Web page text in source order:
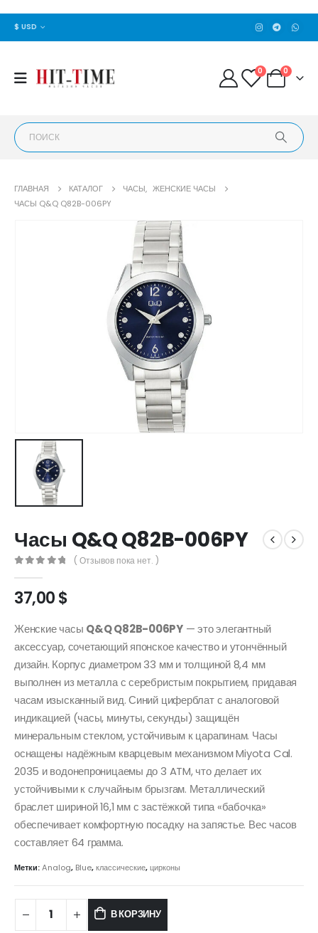
$ USD
0 0
ГЛАВНАЯ КАТАЛОГ ЧАСЫ, ЖЕНСКИЕ ЧАСЫ
ЧАСЫ Q&Q Q82B-006PY
Часы Q&Q Q82B-006PY
( Отзывов пока нет. )
37,00$
​Женские часы Q&Q Q82B-006PY — это элегантный
аксессуар, сочетающий японское качество и утончённый
дизайн. Корпус диаметром 33 мм и толщиной 8,4 мм
выполнен из металла с серебристым покрытием, придавая
часам изысканный вид. Синий циферблат с аналоговой
индикацией (часы, минуты, секунды) защищён
минеральным стеклом, устойчивым к царапинам. Часы
оснащены надёжным кварцевым механизмом Miyota Cal.
2035 и водонепроницаемы до 3 ATM, что делает их
устойчивыми к случайным брызгам. Металлический
браслет шириной 16,1 мм с застёжкой типа «бабочка»
обеспечивает комфортную посадку на запястье. Вес часов
составляет 64 грамма.​
Метки:Analog, Blue,классические,цирконы
В КОРЗИНУ